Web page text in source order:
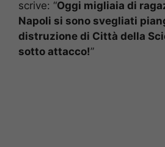
scrive: “Oggi migliaia di
Napoli si sono svegliati
distruzione di Città della
sotto attacco!”